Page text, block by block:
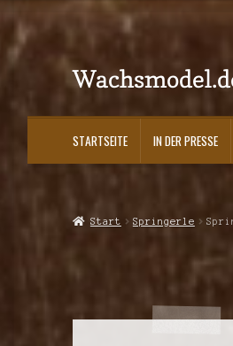
Zur
Navigation
Zum
Inhalt
STARTSEITE IN DER PRESSE
Start Springerle